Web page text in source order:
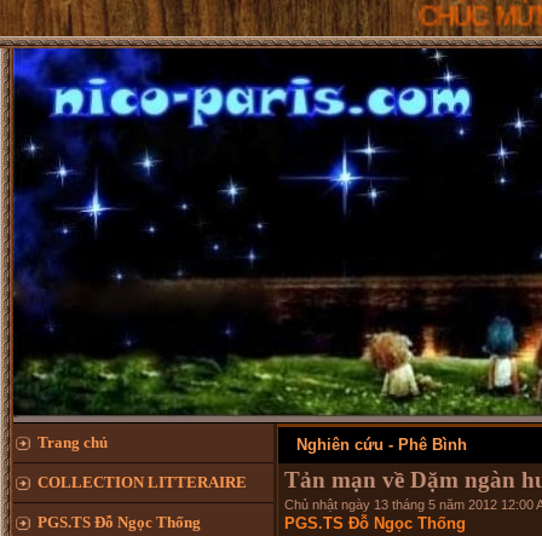
CHÚC MỪNG
Trang chủ
COLLECTION LITTERAIRE
PGS.TS Đỗ Ngọc Thống
Nghiên cứu - Phê Bình
Tản mạn về Dặm ngàn
Chủ nhật ngày 13 tháng 5 năm 2012 12:00
PGS.TS Đỗ Ngọc Thống